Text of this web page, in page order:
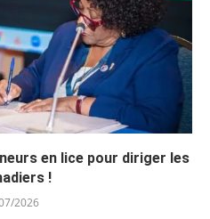
en lice pour diriger les
!
2026